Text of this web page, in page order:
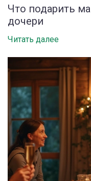
Что подарить
дочери
Читать далее